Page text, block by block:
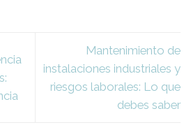
Mantenimiento de
instalaciones industriales y
riesgos laborales: Lo que
debes saber